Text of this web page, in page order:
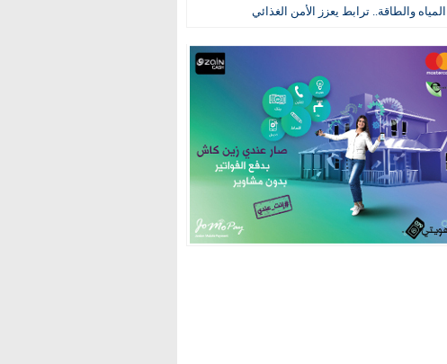
المياه والطاقة.. ترابط يعزز الأمن الغذائي